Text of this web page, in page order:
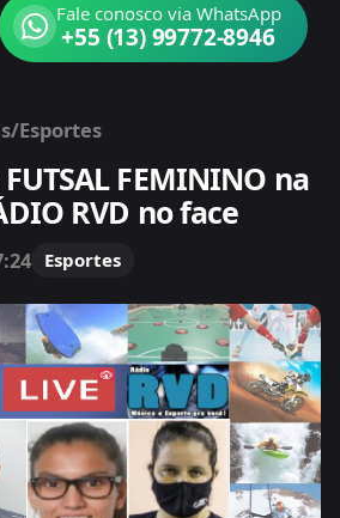
Fale conosco via WhatsApp
+55 (13) 99772-8946
/Esportes
FEMININO na
RVD no face
Esportes